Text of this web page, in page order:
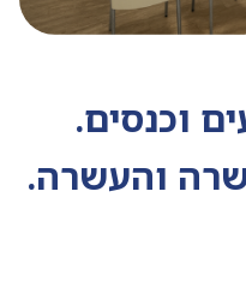
וכנסים.
והעשרה.